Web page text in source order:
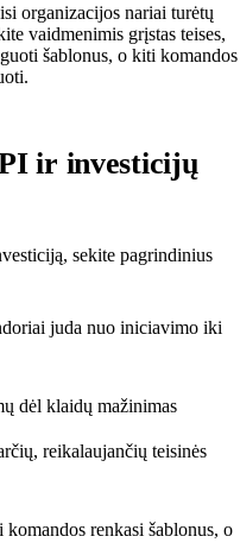
organizacijos nariai turėtų
vaidmenimis grįstas teises,
šablonus, o kiti komandos
ir investicijų
sekite pagrindinius
juda nuo iniciavimo iki
dėl klaidų mažinimas
reikalaujančių teisinės
komandos renkasi šablonus, o